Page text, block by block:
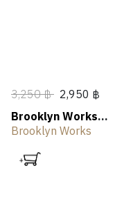
3,250 ฿ 2,950 ฿
Brooklyn Works
Camping Torch
Brooklyn Works